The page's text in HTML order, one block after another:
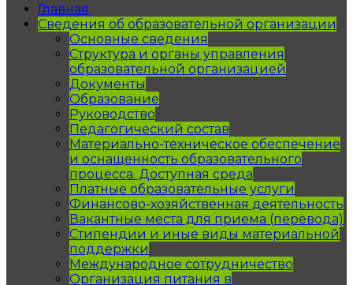
Главная
Сведения об образовательной организации
Основные сведения
Структура и органы управления
образовательной организацией
Документы
Образование
Руководство
Педагогический состав
Материально-техническое обеспечение
и оснащенность образовательного
процесса. Доступная среда
Платные образовательные услуги
Финансово-хозяйственная деятельность
Вакантные места для приема (перевода)
Стипендии и иные виды материальной
поддержки
Международное сотрудничество
Организация питания в